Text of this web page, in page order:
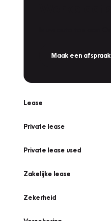
Maak een afspraak
Lease
Private lease
Private lease used
Zakelijke lease
Zekerheid